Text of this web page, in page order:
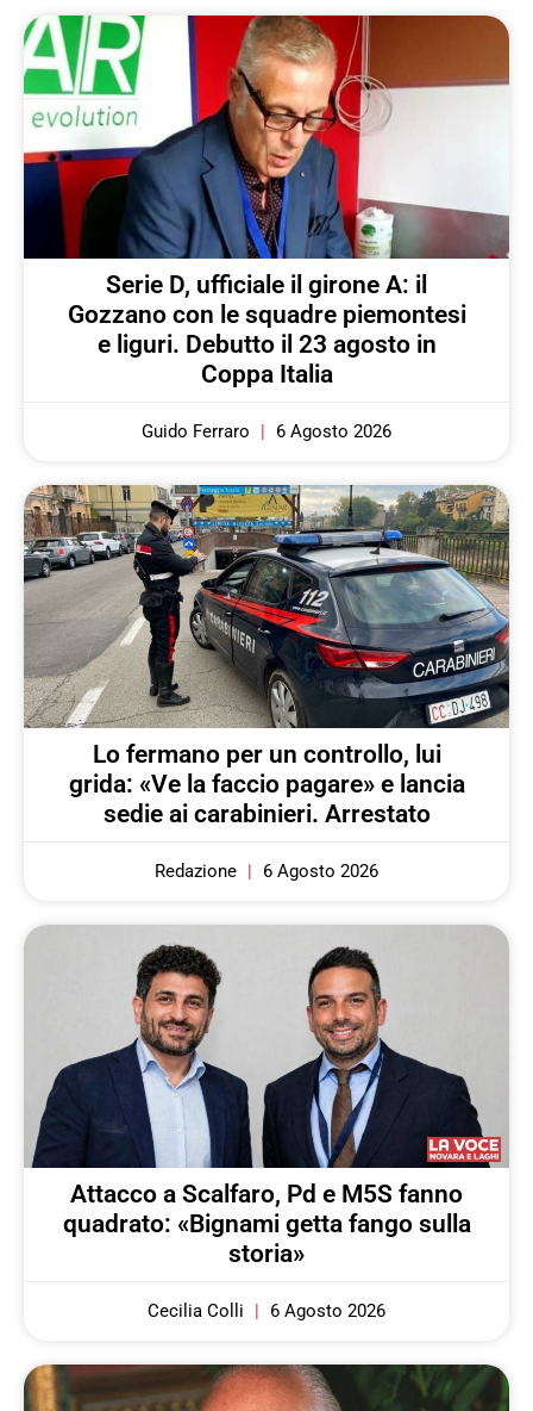
Serie D, ufficiale il girone A: il
Gozzano con le squadre piemontesi
e liguri. Debutto il 23 agosto in
Coppa Italia
Guido Ferraro 6 Agosto 2026
Lo fermano per un controllo, lui
grida: «Ve la faccio pagare» e lancia
sedie ai carabinieri. Arrestato
Redazione 6 Agosto 2026
Attacco a Scalfaro, Pd e M5S fanno
quadrato: «Bignami getta fango sulla
storia»
Cecilia Colli 6 Agosto 2026